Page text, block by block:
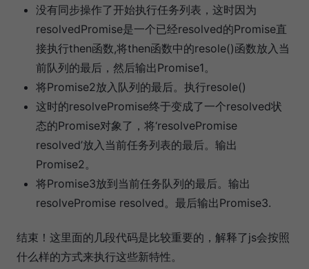
没有同步操作了开始执行任务列表，这时因为
resolvedPromise是一个已经resolved的Promise直
接执行then函数,将then函数中的resole()函数放入当
前队列的最后，然后输出Promise1。
将Promise2放入队列的最后。执行resole()
这时的resolvePromise终于变成了一个resolved状
态的Promise对象了，将‘resolvePromise
resolved’放入当前任务列表的最后。输出
Promise2。
将Promise3放到当前任务队列的最后。输出
resolvePromise resolved。最后输出Promise3.
结束！这里面的几段代码是比较重要的，解释了js会按照
什么样的方式来执行这些新特性。